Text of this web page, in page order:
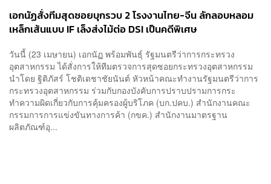
เอกนัฏสั่งทีมสุดซอยบุกรวบ 2 โรงงานไทย-จีน ลักลอบหลอม
เหล็กเส้นแบบ IF เล็งส่งไม้ต่อ DSI เป็นคดีพิเศษ
วันนี้ (23 เมษายน) เอกนัฏ พร้อมพันธุ์ รัฐมนตรีว่าการกระทรวง
อุตสาหกรรม ได้สั่งการให้ทีมตรวจการสุดซอยกระทรวงอุตสาหกรรม
นำโดย ฐิติภัสร์ โชติเดชาชัยนันต์ หัวหน้าคณะทำงานรัฐมนตรีว่าการ
กระทรวงอุตสาหกรรม ร่วมกับกองบังคับการปราบปรามการกระ
ทำความผิดเกี่ยวกับการคุ้มครองผู้บริโภค (บก.ปคบ.) สำนักงานคณะ
กรรมการการแข่งขันทางการค้า (กขค.) สำนักงานมาตรฐาน
ผลิตภัณฑ์อุ...